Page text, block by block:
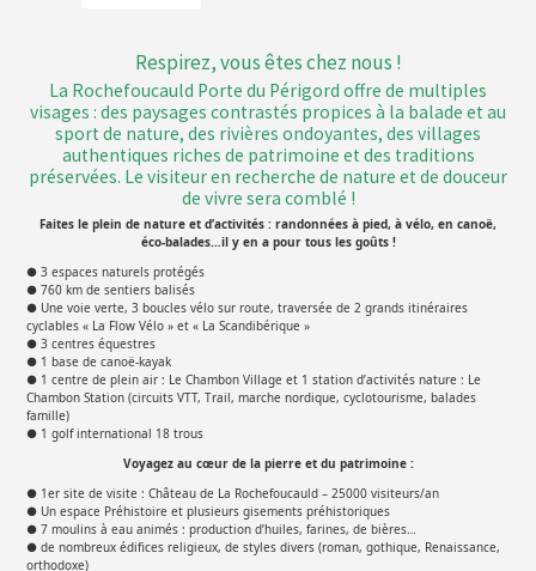
Respirez, vous êtes chez nous !
La Rochefoucauld Porte du Périgord offre de multiples
visages : des paysages contrastés propices à la balade et au
sport de nature, des rivières ondoyantes, des villages
authentiques riches de patrimoine et des traditions
préservées. Le visiteur en recherche de nature et de douceur
de vivre sera comblé !
Faites le plein de nature et d’activités : randonnées à pied, à vélo, en canoë,
éco-balades…il y en a pour tous les goûts !
● 3 espaces naturels protégés
● 760 km de sentiers balisés
● Une voie verte, 3 boucles vélo sur route, traversée de 2 grands itinéraires
cyclables « La Flow Vélo » et « La Scandibérique »
● 3 centres équestres
● 1 base de canoë-kayak
● 1 centre de plein air : Le Chambon Village et 1 station d’activités nature : Le
Chambon Station (circuits VTT, Trail, marche nordique, cyclotourisme, balades
famille)
● 1 golf international 18 trous
Voyagez au cœur de la pierre et du patrimoine :
● 1er site de visite : Château de La Rochefoucauld – 25000 visiteurs/an
● Un espace Préhistoire et plusieurs gisements préhistoriques
● 7 moulins à eau animés : production d’huiles, farines, de bières…
● de nombreux édifices religieux, de styles divers (roman, gothique, Renaissance,
orthodoxe)